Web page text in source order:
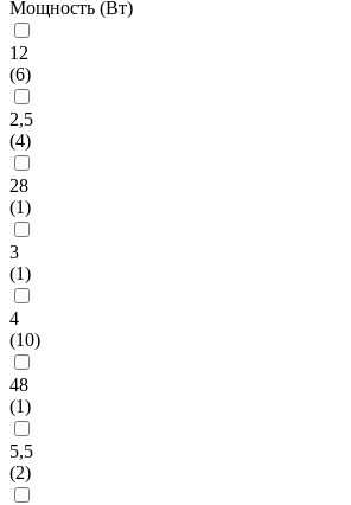
Мощность (Вт)
12
(6)
2,5
(4)
28
(1)
3
(1)
4
(10)
48
(1)
5,5
(2)